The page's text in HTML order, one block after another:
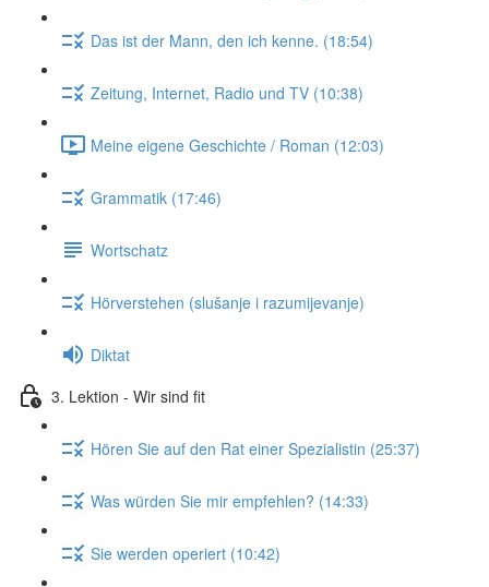
Das ist der Mann, den ich kenne. (18:54)
Zeitung, Internet, Radio und TV (10:38)
Meine eigene Geschichte / Roman (12:03)
Grammatik (17:46)
Wortschatz
Hörverstehen (slušanje i razumijevanje)
Diktat
3. Lektion - Wir sind fit
Hören Sie auf den Rat einer Spezialistin (25:37)
Was würden Sie mir empfehlen? (14:33)
Sie werden operiert (10:42)